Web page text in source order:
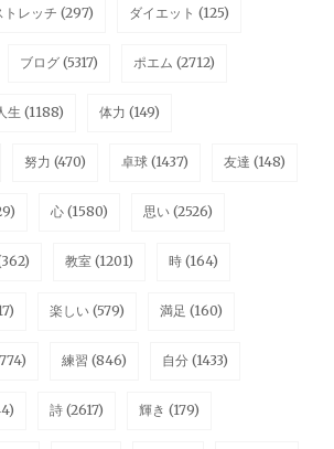
トレッチ (297) ダイエット (125)
ブログ (5317) ポエム (2712)
生 (1188) 体力 (149)
努力 (470) 卓球 (1437) 友達 (148)
心 (1580) 思い (2526)
教室 (1201) 時 (164)
楽しい (579) 満足 (160)
練習 (846) 自分 (1433)
詩 (2617) 輝き (179)